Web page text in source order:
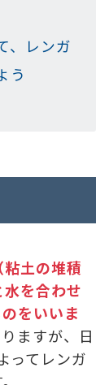
、レンガ
う
土の堆積
を合わせ
をいいま
ますが、日
ってレンガ